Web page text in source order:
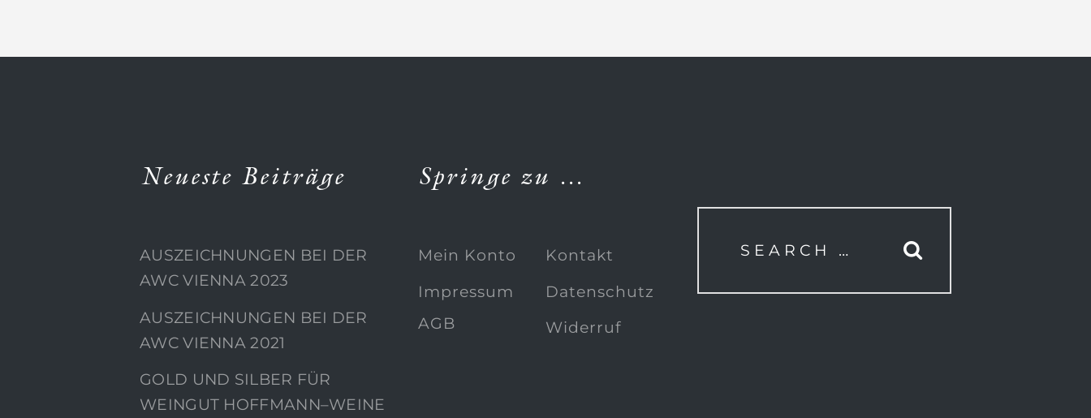
Neueste Beiträge
AUSZEICHNUNGEN BEI DER
AWC VIENNA 2023
AUSZEICHNUNGEN BEI DER
AWC VIENNA 2021
GOLD UND SILBER FÜR
WEINGUT HOFFMANN–WEINE
Springe zu …
Mein Konto
Kontakt
Impressum
AGB
Datenschutz
Widerruf